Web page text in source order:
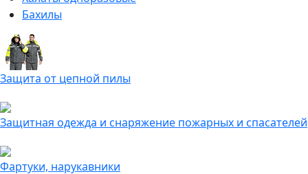
Бахилы
Защита от цепной пилы
Защитная одежда и снаряжение пожарных и спасателей
Фартуки, нарукавники